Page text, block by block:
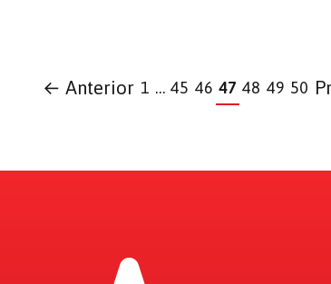
← Anterior 1 … 45 46 47 48 49 50